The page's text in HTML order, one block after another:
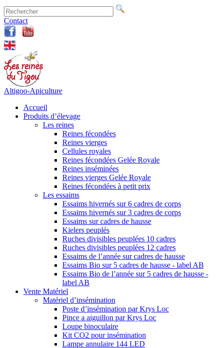
Contact
Altigoo-Apiculture
Accueil
Produits d’élevage
Les reines
Reines fécondées
Reines vierges
Cellules royales
Reines fécondées Gelée Royale
Reines inséminées
Reines vierges Gelée Royale
Reines fécondées à petit prix
Les essaims
Essaims hivernés sur 6 cadres de corps
Essaims hivernés sur 3 cadres de corps
Essaims sur cadres de hausse
Kielers peuplés
Ruches divisibles peuplées 10 cadres
Ruches divisibles peuplées 12 cadres
Essaims de l’année sur cadres de hausse
Essaims Bio sur 5 cadres de hausse - label AB
Essaims Bio de l’année sur 5 cadres de hausse -
label AB
Vente Matériel
Matériel d’insémination
Poste d’insémination par Krys Loc
Pince a aiguillon par Krys Loc
Loupe binoculaire
Kit CO2 pour insémination
Lampe annulaire 144 LED